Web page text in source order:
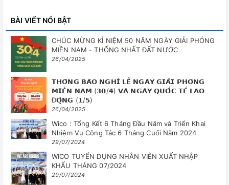
BÀI VIẾT NỔI BẬT
CHÚC MỪNG KỈ NIỆM 50 NĂM NGÀY GIẢI PHÓNG
MIỀN NAM - THỐNG NHẤT ĐẤT NƯỚC
26/04/2025
𝗧𝗛𝗢̂𝗡𝗚 𝗕𝗔́𝗢 𝗡𝗚𝗛𝗜̉ 𝗟𝗘̂̃ 𝗡𝗚𝗔̀𝗬 𝗚𝗜𝗔̉𝗜 𝗣𝗛𝗢́𝗡𝗚
𝗠𝗜𝗘̂̀𝗡 𝗡𝗔𝗠 (𝟯𝟬/𝟰) 𝗩𝗔̀ 𝗡𝗚𝗔̀𝗬 𝗤𝗨𝗢̂́𝗖 𝗧𝗘̂́ 𝗟𝗔𝗢
Đ𝗢̣̂𝗡𝗚 (𝟭/𝟱)
26/04/2025
Wico : Tổng Kết 6 Tháng Đầu Năm và Triển Khai
Nhiệm Vụ Công Tác 6 Tháng Cuối Năm 2024
29/07/2024
WICO TUYỂN DỤNG NHÂN VIÊN XUẤT NHẬP
KHẨU THÁNG 07/2024
29/07/2024